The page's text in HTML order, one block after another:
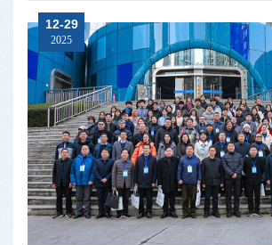
播电视编导...
12-29
2025